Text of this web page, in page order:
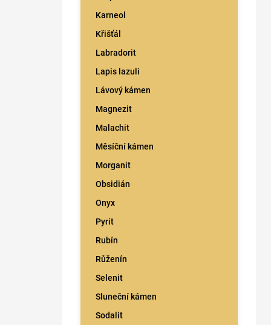
Karneol
Křišťál
Labradorit
Lapis lazuli
Lávový kámen
Magnezit
Malachit
Měsíční kámen
Morganit
Obsidián
Onyx
Pyrit
Rubín
Růženín
Selenit
Sluneční kámen
Sodalit